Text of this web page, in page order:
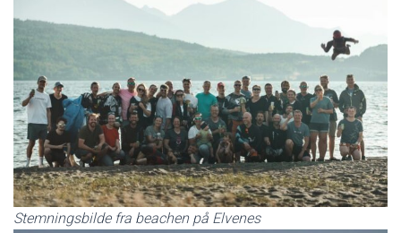
Stemningsbilde fra beachen på Elvenes